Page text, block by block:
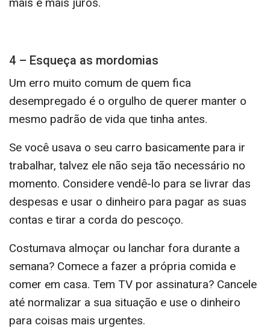
4 – Esqueça as mordomias
Um erro muito comum de quem fica
desempregado é o orgulho de querer manter o
mesmo padrão de vida que tinha antes.
Se você usava o seu carro basicamente para ir
trabalhar, talvez ele não seja tão necessário no
momento. Considere vendê-lo para se livrar das
despesas e usar o dinheiro para pagar as suas
contas e tirar a corda do pescoço.
Costumava almoçar ou lanchar fora durante a
semana? Comece a fazer a própria comida e
comer em casa. Tem TV por assinatura? Cancele
até normalizar a sua situação e use o dinheiro
para coisas mais urgentes.